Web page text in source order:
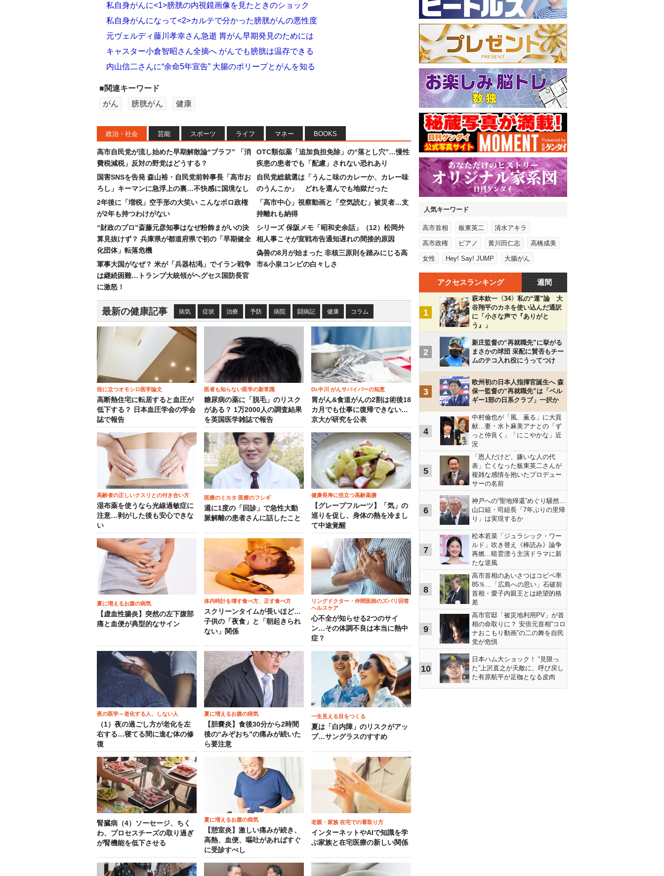
私自身がんに<1>膀胱の内視鏡画像を見たときのショック
私自身がんになって<2>カルテで分かった膀胱がんの悪性度
元ヴェルディ藤川孝幸さん急逝 胃がん早期発見のためには
キャスター小倉智昭さん全摘へ がんでも膀胱は温存できる
内山信二さんに“余命5年宣告” 大腸のポリープとがんを知る
■関連キーワード
がん
膀胱がん 健康
政治・社会 芸能 スポーツ ライフ マネー BOOKS
高市自民党が流し始めた早期解散論“ブラフ” 「消
費税減税」反対の野党はどうする？
国害SNSを告発 森山裕・自民党前幹事長「高市お
ろし」キーマンに急浮上の裏…不快感に国境なし
2年後に「増税」空手形の大笑い こんなボロ政権
が2年も持つわけがない
“財政のプロ”斎藤元彦知事はなぜ粉飾まがいの決
算見抜けず？ 兵庫県が都道府県で初の「早期健全
化団体」転落危機
軍事大国がなぜ？ 米が「兵器枯渇」でイラン戦争
は継続困難…トランプ大統領がヘグセス国防長官
に激怒！
OTC類似薬「追加負担免除」の“落とし穴”…慢性
疾患の患者でも「配慮」されない恐れあり
自民党総裁選は「うんこ味のカレーか、カレー味
のうんこか」 どれを選んでも地獄だった
「高市中心」視察動画と「空気読む」被災者…支
持離れも納得
シリーズ 保阪メモ「昭和史余話」（12）松岡外
相人事こそが宣戦布告通知遅れの間接的原因
偽善の8月が始まった 非核三原則を踏みにじる高
市&小泉コンビの白々しさ
最新の健康記事 病気 症状 治療 予防 病院 闘病記 健康 コラム
役に立つオモシロ医学論文
高断熱住宅に転居すると血圧が
低下する？ 日本血圧学会の学会
誌で報告
医者も知らない医学の新常識
糖尿病の薬に「脱毛」のリスク
がある？ 1万2000人の調査結果
を英国医学雑誌で報告
Dr.中川 がんサバイバーの知恵
胃がん&食道がんの2割は術後18
カ月でも仕事に復帰できない…
京大が研究を公表
高齢者の正しいクスリとの付き合い方
湿布薬を使うなら光線過敏症に
注意…剥がした後も安心できな
い
医療のミカタ 医療のフシギ
週に1度の「回診」で急性大動
脈解離の患者さんに話したこと
健康長寿に役立つ高齢薬膳
【グレープフルーツ】「気」の
巡りを促し、身体の熱を冷まし
て中途覚醒
夏に増えるお腹の病気
【虚血性腸炎】突然の左下腹部
痛と血便が典型的なサイン
体内時計を壊す食べ方、正す食べ方
スクリーンタイムが長いほど…
子供の「夜食」と「朝起きられ
ない」関係
リングドクター・仲間医師のズバリ回答
ヘルスケア
心不全が知らせる2つのサイ
ン…その体調不良は本当に熱中
症？
夜の医学～老化する人、しない人
（1）夜の過ごし方が老化を左
右する…寝てる間に進む体の修
復
夏に増えるお腹の病気
【胆嚢炎】食後30分から2時間
後の“みぞおち”の痛みが続いた
ら要注意
一生見える目をつくる
夏は「白内障」のリスクがアッ
プ…サングラスのすすめ
腎臓病（4）ソーセージ、ちく
わ、プロセスチーズの取り過ぎ
が腎機能を低下させる
夏に増えるお腹の病気
【憩室炎】激しい痛みが続き、
高熱、血便、嘔吐があればすぐ
に受診すべし
老親・家族 在宅での看取り方
インターネットやAIで知識を学
ぶ家族と在宅医療の新しい関係
人気キーワード
高市首相 板東英二 清水アキラ
高市政権 ピアノ 黄川田仁志 高橋成美
女性 Hey! Say! JUMP 大腸がん
アクセスランキング 週間
1
萩本欽一〈34〉私の“運”論 大
谷翔平のカネを使い込んだ通訳
に「小さな声で『ありがと
う』」
2
新庄監督の“再就職先”に挙がる
まさかの球団 采配に賛否もチー
ムのテコ入れ役にうってつけ
3
欧州初の日本人指揮官誕生へ 森
保一監督の“再就職先”は「ベル
ギー1部の日系クラブ」一択か
4
中村倫也が「風、薫る」に大貢
献…妻・水卜麻美アナとの「ず
っと仲良く」「にこやかな」近
況
5
「恩人だけど、嫌いな人の代
表」亡くなった板東英二さんが
複雑な感情を抱いたプロデュー
サーの名前
6
神戸への“聖地帰還”めぐり騒然…
山口組・司組長「7年ぶりの里帰
り」は実現するか
7
松本若菜「ジュラシック・ワー
ルド」吹き替え《棒読み》論争
再燃…暗雲漂う主演ドラマに新
たな逆風
8
高市首相のあいさつはコピペ率
85％…「広島への思い」石破前
首相・愛子内親王とは絶望的格
差
9
高市官邸「被災地利用PV」が首
相の命取りに？ 安倍元首相“コロ
ナおこもり動画”の二の舞を自民
党が危惧
10
日本ハム大ショック！ “見限っ
た”上沢直之が天敵に、呼び戻し
た有原航平が足枷となる皮肉